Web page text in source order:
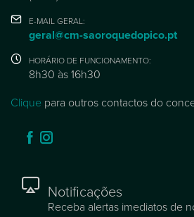
E-MAIL GERAL:
geral@cm-saoroquedopico.pt
HORÁRIO DE FUNCIONAMENTO:
8h30 às 16h30
Clique para outros contactos do
Notificações
Receba alertas imediatos de